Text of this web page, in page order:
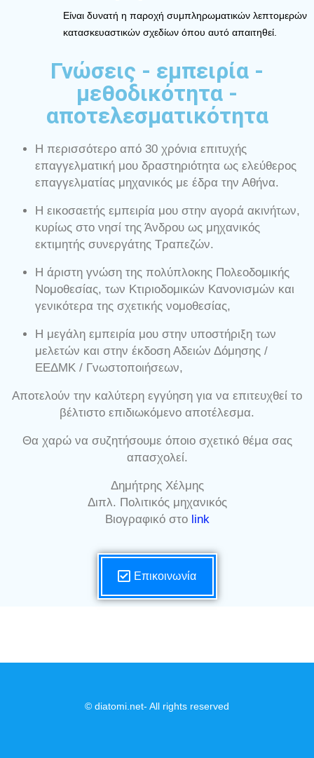
Είναι δυνατή η παροχή συμπληρωματικών λεπτομερών
κατασκευαστικών σχεδίων όπου αυτό απαιτηθεί.
Γνώσεις - εμπειρία -
μεθοδικότητα -
αποτελεσματικότητα
Η περισσότερο από 30 χρόνια επιτυχής
επαγγελματική μου δραστηριότητα ως ελεύθερος
επαγγελματίας μηχανικός με έδρα την Αθήνα.
H εικοσαετής εμπειρία μου στην αγορά ακινήτων,
κυρίως στο νησί της Άνδρου ως μηχανικός
εκτιμητής συνεργάτης Τραπεζών.
Η άριστη γνώση της πολύπλοκης Πολεοδομικής
Νομοθεσίας, των Κτιριοδομικών Κανονισμών και
γενικότερα της σχετικής νομοθεσίας,
Η μεγάλη εμπειρία μου στην υποστήριξη των
μελετών και στην έκδοση Αδειών Δόμησης /
ΕΕΔΜΚ / Γνωστοποιήσεων,
Αποτελούν την καλύτερη εγγύηση για να επιτευχθεί το
βέλτιστο επιδιωκόμενο αποτέλεσμα.
Θα χαρώ να συζητήσουμε όποιο σχετικό θέμα σας
απασχολεί.
Δημήτρης Χέλμης
Διπλ. Πολιτικός μηχανικός
Βιογραφικό στο link
Επικοινωνία
© diatomi.net- All rights reserved